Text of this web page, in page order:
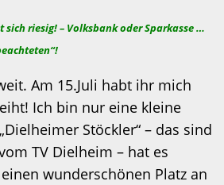
riesig! – Volksbank oder Sparkasse …
Am 15.Juli habt ihr mich
Ich bin nur eine kleine
Stöckler“ – das sind
TV Dielheim – hat es
wunderschönen Platz an